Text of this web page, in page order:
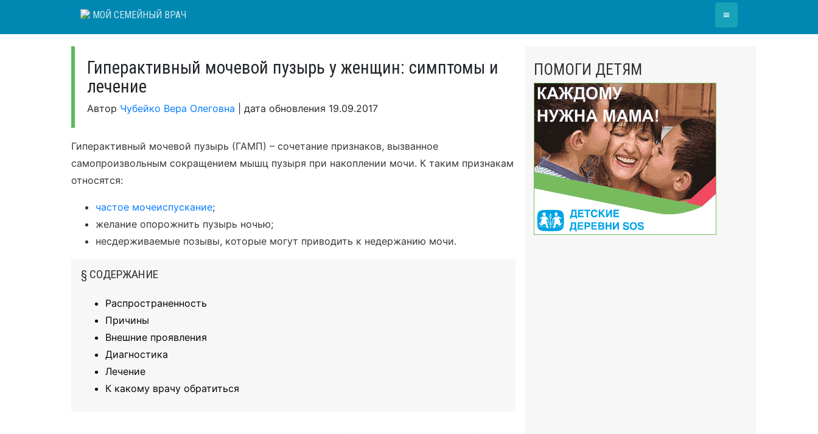
content
МОЙ СЕМЕЙНЫЙ ВРАЧ ≡
Гиперактивный мочевой пузырь у женщин: симптомы и
лечение
Автор Чубейко Вера Олеговна дата обновления 19.09.2017
Гиперактивный мочевой пузырь (ГАМП) – сочетание признаков, вызванное
самопроизвольным сокращением мышц пузыря при накоплении мочи. К таким признакам
относятся:
частое мочеиспускание;
желание опорожнить пузырь ночью;
несдерживаемые позывы, которые могут приводить к недержанию мочи.
§ СОДЕРЖАНИЕ
Распространенность
Причины
Внешние проявления
Диагностика
Лечение
К какому врачу обратиться
ПОМОГИ ДЕТЯМ